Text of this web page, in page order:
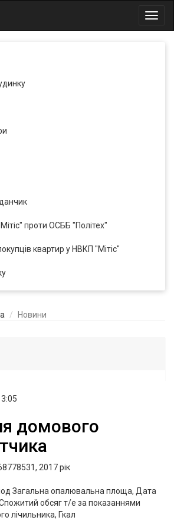
проти ОСББ "Політех"
квартир у НВКП "Мітіс"
Новини
домового
2017 рік
Загальна опалювальна площа, Дата
обсяг т/е за показаннями
лічильника, Гкал